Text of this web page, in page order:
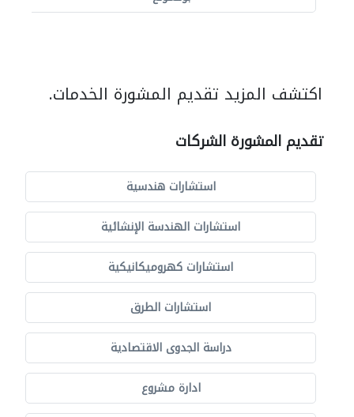
اكتشف المزيد تقديم المشورة الخدمات.
تقديم المشورة الشركات
استشارات هندسية
استشارات الهندسة الإنشائية
استشارات كهروميكانيكية
استشارات الطرق
دراسة الجدوى الاقتصادية
ادارة مشروع